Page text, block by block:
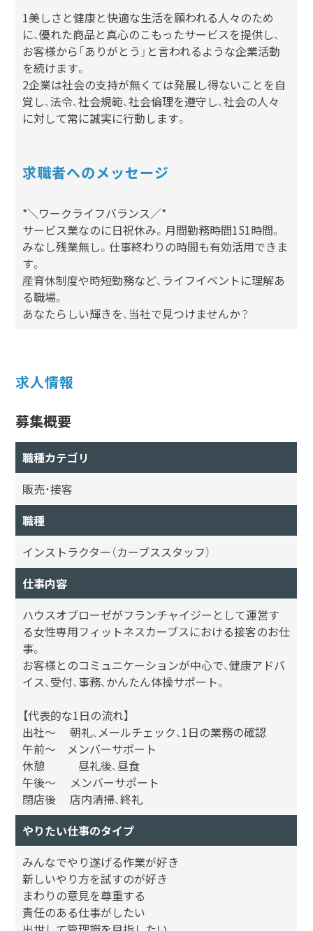
1美しさと健康と快適な生活を願われる人々のため
に、優れた商品と真心のこもったサービスを提供し、
お客様から「ありがとう」と言われるような企業活動
を続けます。
2企業は社会の支持が無くては発展し得ないことを自
覚し、法令、社会規範、社会倫理を遵守し、社会の人々
に対して常に誠実に行動します。
求職者へのメッセージ
*＼ワークライフバランス／*
サービス業なのに日祝休み。月間勤務時間151時間。
みなし残業無し。仕事終わりの時間も有効活用できま
す。
産育休制度や時短勤務など、ライフイベントに理解あ
る職場。
あなたらしい輝きを、当社で見つけませんか？
求人情報
募集概要
職種カテゴリ
販売・接客
職種
インストラクター（カーブススタッフ）
仕事内容
ハウスオブローゼがフランチャイジーとして運営す
る女性専用フィットネスカーブスにおける接客のお仕
事。
お客様とのコミュニケーションが中心で、健康アドバ
イス、受付、事務、かんたん体操サポート。
【代表的な1日の流れ】
出社～ 朝礼、メールチェック、1日の業務の確認
午前～ メンバーサポート
休憩 昼礼後、昼食
午後～ メンバーサポート
閉店後 店内清掃、終礼
やりたい仕事のタイプ
みんなでやり遂げる作業が好き
新しいやり方を試すのが好き
まわりの意見を尊重する
責任のある仕事がしたい